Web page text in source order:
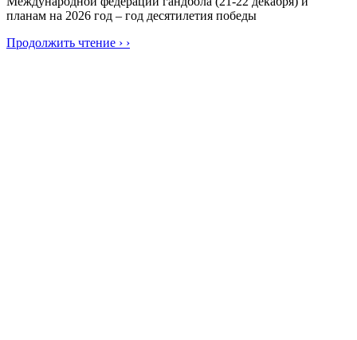
планам на 2026 год – год десятилетия победы
Продолжить чтение › ›